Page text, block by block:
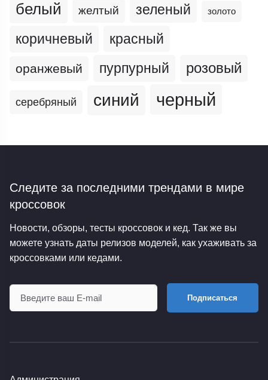
белый желтый зеленый золото
коричневый красный
оранжевый пурпурный розовый
серебряный синий черный
Следите за последними трендами в мире
кроссовок
Новости, обзоры, тесты кроссовок и кед. Так же вы
можете узнать даты релизов моделей, как ухаживать за
кроссовками или кедами.
Подписаться